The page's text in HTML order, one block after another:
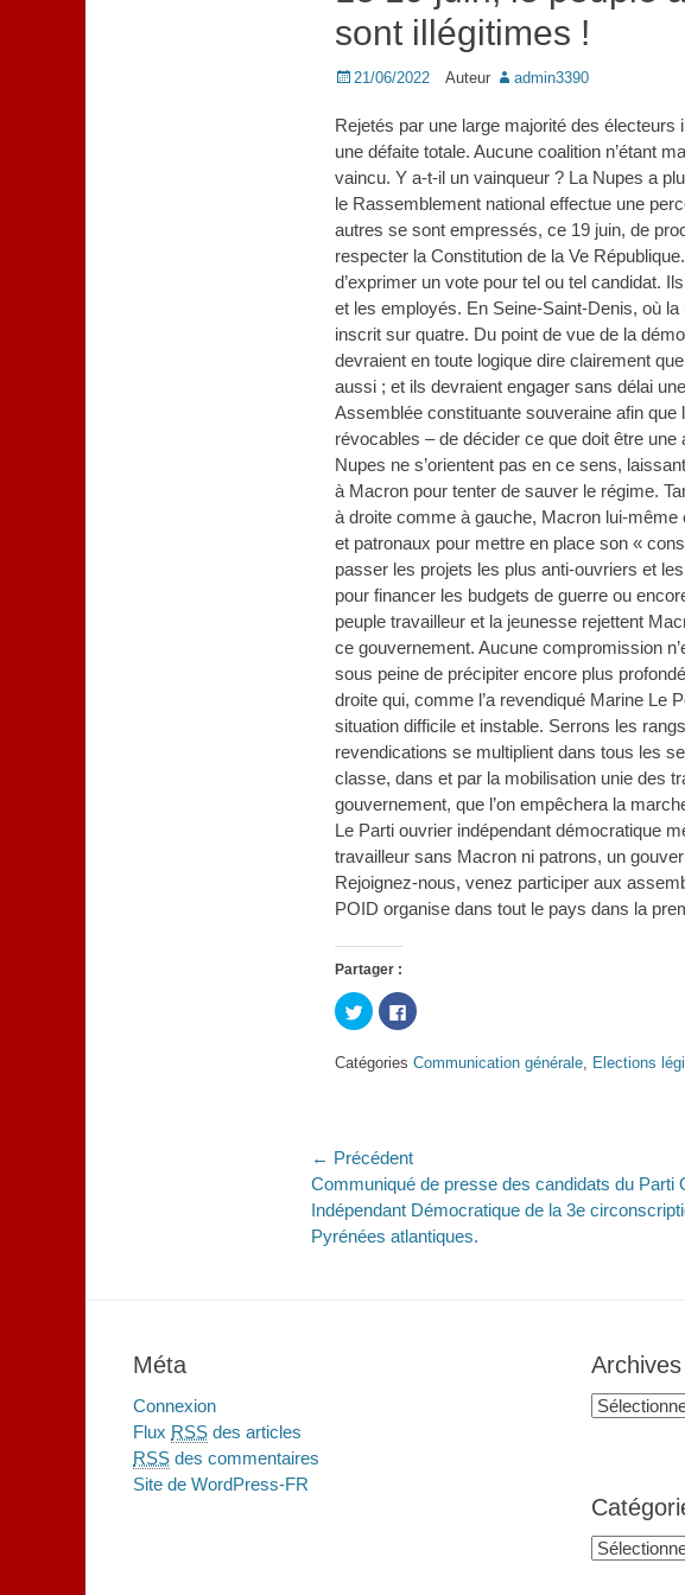
sont illégitimes !
Posted
21/06/2022 Auteur admin3390
Rejetés par une large majorité des
une défaite totale. Aucune coalition n’étant
vaincu. Y a-t-il un vainqueur ? La Nupes a
le Rassemblement national effectue une
autres se sont empressés, ce 19 juin, de
respecter la Constitution de la Ve
d’exprimer un vote pour tel ou tel candidat.
et les employés. En Seine-Saint-Denis, où
inscrit sur quatre. Du point de vue de la
devraient en toute logique dire clairement
aussi ; et ils devraient engager sans délai
Assemblée constituante souveraine afin
révocables – de décider ce que doit être
Nupes ne s’orientent pas en ce sens,
à Macron pour tenter de sauver le régime.
à droite comme à gauche, Macron lui-
et patronaux pour mettre en place son «
passer les projets les plus anti-ouvriers et
pour financer les budgets de guerre ou
peuple travailleur et la jeunesse rejettent
ce gouvernement. Aucune compromission
sous peine de précipiter encore plus
droite qui, comme l’a revendiqué Marine Le
situation difficile et instable. Serrons les
revendications se multiplient dans tous les
classe, dans et par la mobilisation unie des
gouvernement, que l’on empêchera la
Le Parti ouvrier indépendant démocratique
travailleur sans Macron ni patrons, un
Rejoignez-nous, venez participer aux
POID organise dans tout le pays dans la
Partager :
Cliquez
pour
partager
Twitter(ouvre
dans
Cliquez
pour
Facebook(ouvre
Catégories Communication générale Elections
Navigation
de
l’article
← Précédent
Article
précédent :
Communiqué de presse des candidats du Parti
Indépendant Démocratique de la 3e
Pyrénées atlantiques.
Méta
Connexion
Flux RSS des articles
RSS des commentaires
Site de WordPress-FR
Archives
Archives
Catégories